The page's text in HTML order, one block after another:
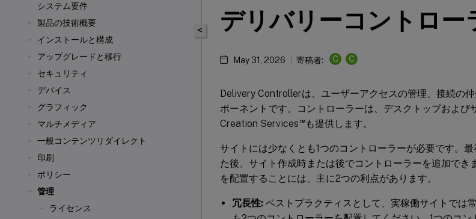
システム要件
製品の技術概要
インストールと構成
アップグレードと移行
セキュリティ
デバイス
グラフィック
マルチメディア
一般コンテンツリダイレクト
印刷
ポリシー
管理
ライセンス
< デリバリーコントロー
May 31, 2026 寄稿者: C C
Delivery Controllerは、ユーザーアクセスの管理、接続の
ポーネントです。コントローラーは、デスクトップおよ
Creation Services™も提供します。
サイトには少なくとも1つのコントローラーが必要です。
た後、サイト作成時または後でコントローラーを追加でき
を配置することには、主に2つの利点があります。
冗長性: ベストプラクティスとして、実稼働サイトでは